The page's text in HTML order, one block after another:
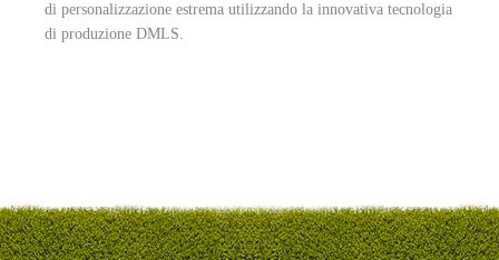
di personalizzazione estrema utilizzando la innovativa tecnologia
di produzione DMLS.